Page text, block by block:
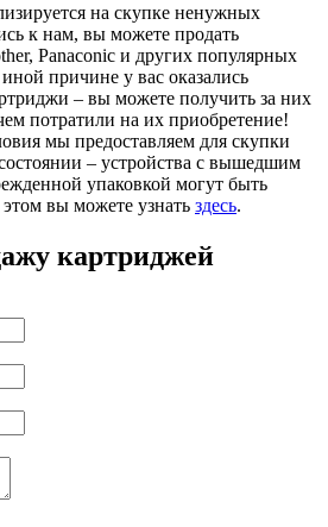
на скупке ненужных
к нам, вы можете продать
Panaconic и других популярных
причине у вас оказались
– вы можете получить за них
потратили на их приобретение!
мы предоставляем для скупки
– устройства с вышедшим
упаковкой могут быть
вы можете узнать здесь.
картриджей